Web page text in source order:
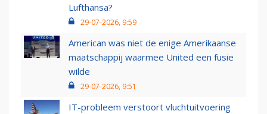
Lufthansa?
29-07-2026, 9:59
American was niet de enige Amerikaanse
maatschappij waarmee United een fusie
wilde
29-07-2026, 9:51
IT-probleem verstoort vluchtuitvoering